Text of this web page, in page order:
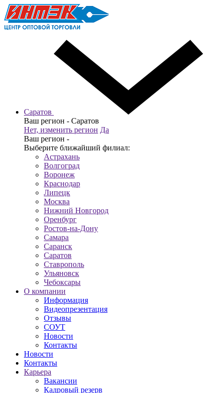
Саратов
Ваш регион - Саратов
Нет, изменить регион Да
Ваш регион -
Выберите ближайший филиал:
Астрахань
Волгоград
Воронеж
Краснодар
Липецк
Москва
Нижний Новгород
Оренбург
Ростов-на-Дону
Самара
Саранск
Саратов
Ставрополь
Ульяновск
Чебоксары
О компании
Информация
Видеопрезентация
Отзывы
СОУТ
Новости
Контакты
Новости
Контакты
Карьера
Вакансии
Кадровый резерв